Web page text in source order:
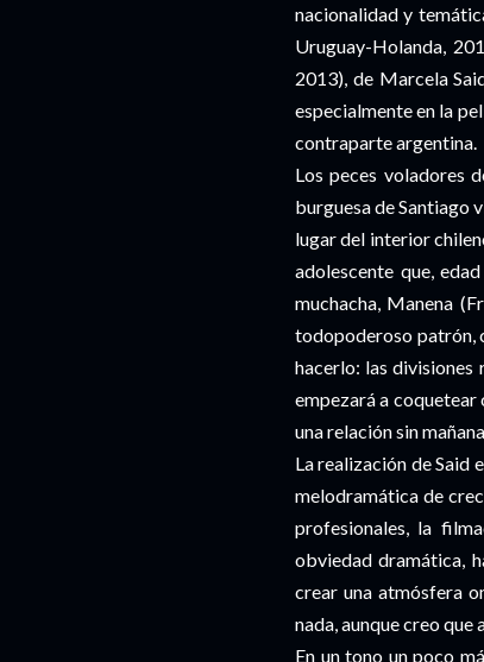
nacionalidad y
Uruguay-Holanda,
2013), de Marcela
especialmente en la
contraparte argentina.
Los peces voladores
burguesa de Santiago
lugar del interior
adolescente que,
muchacha, Manena
todopoderoso patrón,
hacerlo: las divisiones
empezará a coquetear
una relación sin
La realización de Said
melodramática de
profesionales, la
obviedad dramática,
crear una atmósfera
nada, aunque creo que
En un tono un poco